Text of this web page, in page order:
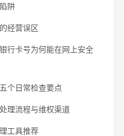
阱
经营误区
行卡号为何能在网上安全
个日常检查要点
理流程与维权渠道
工具推荐